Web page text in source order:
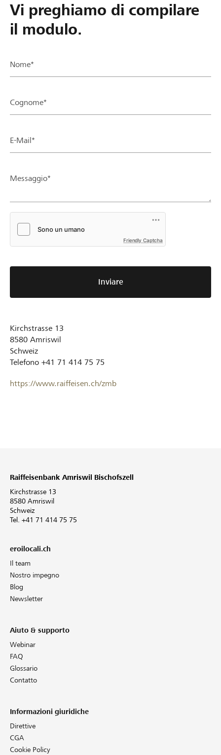
Vi preghiamo di compilare
il modulo.
Nome*
Cognome*
E-Mail*
Messaggio*
Friendly Captcha
Inviare
Kirchstrasse 13
8580 Amriswil
Schweiz
Telefono +41 71 414 75 75
https://www.raiffeisen.ch/zmb
Raiffeisenbank Amriswil Bischofszell
Kirchstrasse 13
8580 Amriswil
Schweiz
Tel. +41 71 414 75 75
eroilocali.ch
Il team
Nostro impegno
Blog
Newsletter
Aiuto & supporto
Webinar
FAQ
Glossario
Contatto
Informazioni giuridiche
Direttive
CGA
Cookie Policy